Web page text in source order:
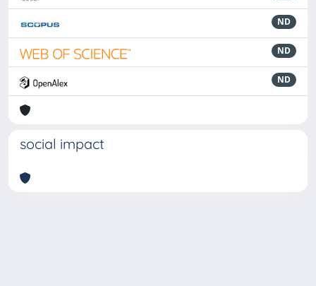
ND
ND
ND
social impact